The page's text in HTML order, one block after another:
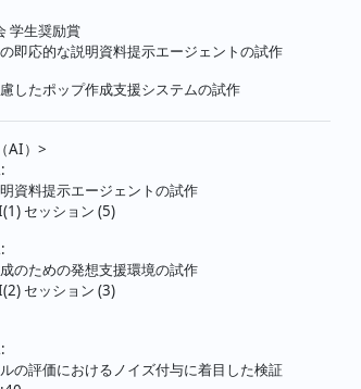
学生奨励賞
即応的な説明資料提示エージェントの試作
したポップ作成支援システムの試作
AI）>
資料提示エージェントの試作
セッション (5)
のための発想支援環境の試作
セッション (3)
の評価におけるノイズ付与に着目した検証